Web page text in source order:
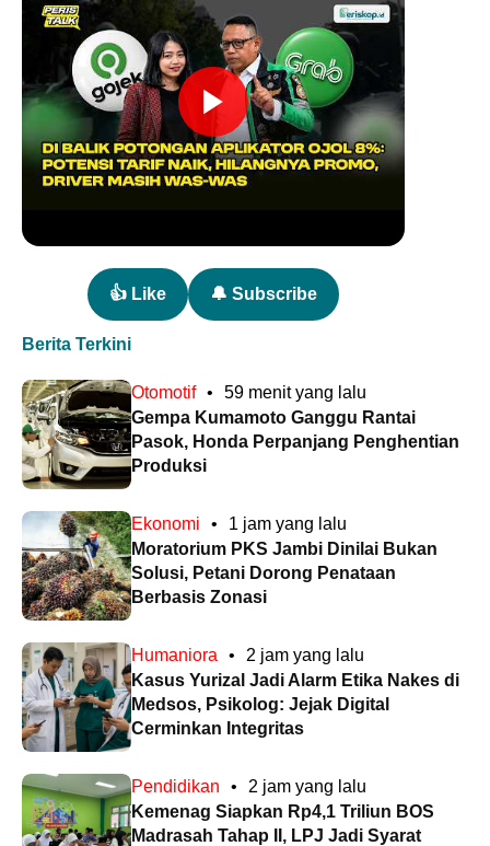
👍 Like 🔔 Subscribe
Berita Terkini
Otomotif •
59 menit yang lalu
Gempa Kumamoto Ganggu Rantai
Pasok, Honda Perpanjang Penghentian
Produksi
Ekonomi •
1 jam yang lalu
Moratorium PKS Jambi Dinilai Bukan
Solusi, Petani Dorong Penataan
Berbasis Zonasi
Humaniora •
2 jam yang lalu
Kasus Yurizal Jadi Alarm Etika Nakes di
Medsos, Psikolog: Jejak Digital
Cerminkan Integritas
Pendidikan •
2 jam yang lalu
Kemenag Siapkan Rp4,1 Triliun BOS
Madrasah Tahap II, LPJ Jadi Syarat